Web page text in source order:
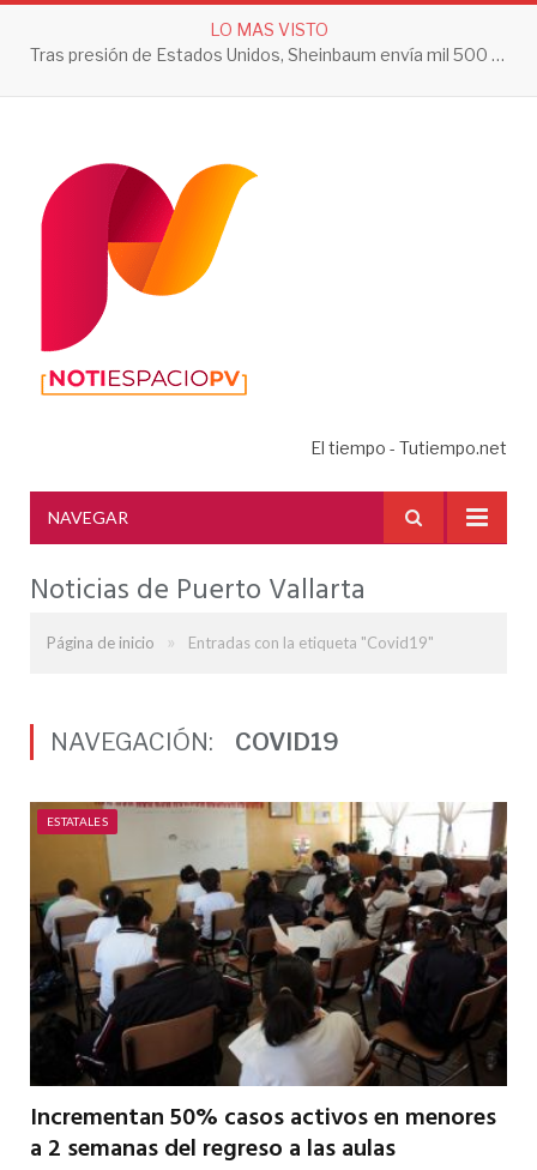
LO MAS VISTO
Tras presión de Estados Unidos, Sheinbaum envía mil 500 soldados a Michoacán
El tiempo - Tutiempo.net
NAVEGAR
Noticias de Puerto Vallarta
Página de inicio » Entradas con la etiqueta "Covid19"
NAVEGACIÓN: COVID19
ESTATALES
Incrementan 50% casos activos en menores
a 2 semanas del regreso a las aulas